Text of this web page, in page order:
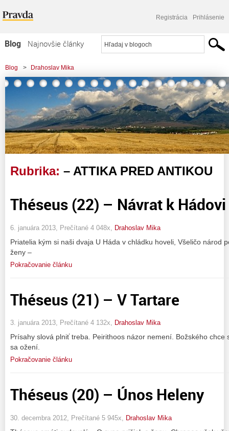
Registrácia Prihlásenie
Blog
Najnovšie články
Najčítanejšie články
Najkomentovanejšie články
Zoznam blogov
Komerčné blogy
Blog > Drahoslav Mika
Rubrika: – ATTIKA PRED ANTIKOU
Théseus (22) – Návrat k Hádovi
6. januára 2013, Prečítané 4 048x, Drahoslav Mika
Priatelia kým si naši dvaja U Háda v chládku hoveli, Všeličo národ
ženy –
Pokračovanie článku
Théseus (21) – V Tartare
3. januára 2013, Prečítané 4 132x, Drahoslav Mika
Prísahy slová plniť treba. Peirithoos názor nemení. Božského
sa ožení.
Pokračovanie článku
Théseus (20) – Únos Heleny
30. decembra 2012, Prečítané 5 945x, Drahoslav Mika